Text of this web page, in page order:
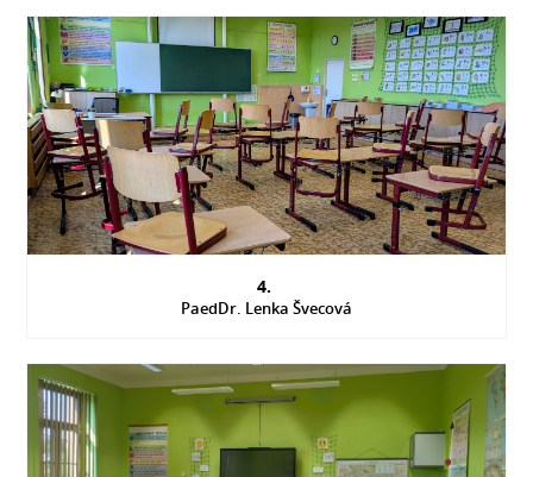
4.
PaedDr. Lenka Švecová